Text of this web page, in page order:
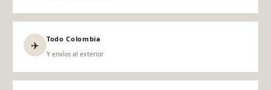
✈️ Todo Colombia
Y envíos al exterior